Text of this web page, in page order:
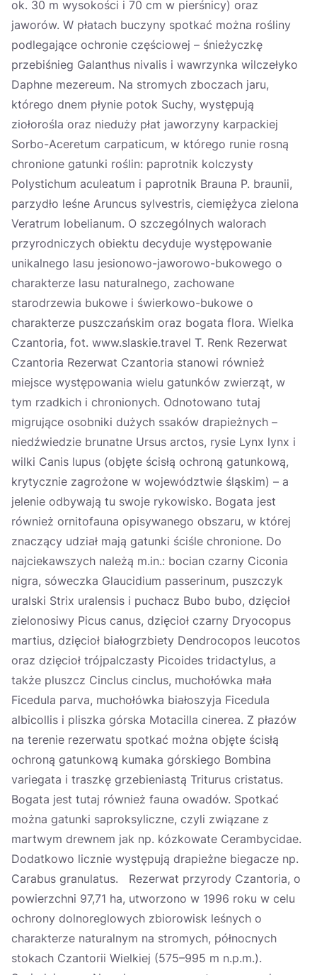
ok. 30 m wysokości i 70 cm w pierśnicy) oraz
jaworów. W płatach buczyny spotkać można rośliny
podlegające ochronie częściowej – śnieżyczkę
przebiśnieg Galanthus nivalis i wawrzynka wilczełyko
Daphne mezereum. Na stromych zboczach jaru,
którego dnem płynie potok Suchy, występują
ziołorośla oraz nieduży płat jaworzyny karpackiej
Sorbo-Aceretum carpaticum, w którego runie rosną
chronione gatunki roślin: paprotnik kolczysty
Polystichum aculeatum i paprotnik Brauna P. braunii,
parzydło leśne Aruncus sylvestris, ciemiężyca zielona
Veratrum lobelianum. O szczególnych walorach
przyrodniczych obiektu decyduje występowanie
unikalnego lasu jesionowo-jaworowo-bukowego o
charakterze lasu naturalnego, zachowane
starodrzewia bukowe i świerkowo-bukowe o
charakterze puszczańskim oraz bogata flora. Wielka
Czantoria, fot. www.slaskie.travel T. Renk Rezerwat
Czantoria Rezerwat Czantoria stanowi również
miejsce występowania wielu gatunków zwierząt, w
tym rzadkich i chronionych. Odnotowano tutaj
migrujące osobniki dużych ssaków drapieżnych –
niedźwiedzie brunatne Ursus arctos, rysie Lynx lynx i
wilki Canis lupus (objęte ścisłą ochroną gatunkową,
krytycznie zagrożone w województwie śląskim) – a
jelenie odbywają tu swoje rykowisko. Bogata jest
również ornitofauna opisywanego obszaru, w której
znaczący udział mają gatunki ściśle chronione. Do
najciekawszych należą m.in.: bocian czarny Ciconia
nigra, sóweczka Glaucidium passerinum, puszczyk
uralski Strix uralensis i puchacz Bubo bubo, dzięcioł
zielonosiwy Picus canus, dzięcioł czarny Dryocopus
martius, dzięcioł białogrzbiety Dendrocopos leucotos
oraz dzięcioł trójpalczasty Picoides tridactylus, a
także pluszcz Cinclus cinclus, muchołówka mała
Ficedula parva, muchołówka białoszyja Ficedula
albicollis i pliszka górska Motacilla cinerea. Z płazów
na terenie rezerwatu spotkać można objęte ścisłą
ochroną gatunkową kumaka górskiego Bombina
variegata i traszkę grzebieniastą Triturus cristatus.
Bogata jest tutaj również fauna owadów. Spotkać
można gatunki saproksyliczne, czyli związane z
martwym drewnem jak np. kózkowate Cerambycidae.
Dodatkowo licznie występują drapieżne biegacze np.
Carabus granulatus. Rezerwat przyrody Czantoria, o
powierzchni 97,71 ha, utworzono w 1996 roku w celu
ochrony dolnoreglowych zbiorowisk leśnych o
charakterze naturalnym na stromych, północnych
stokach Czantorii Wielkiej (575–995 m n.p.m.).